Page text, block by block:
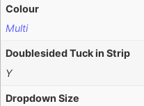
Colour
Multi
Doublesided Tuck in Strip
Y
Dropdown Size